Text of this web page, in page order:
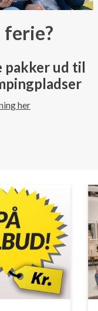
ferie?
pakker ud til
her